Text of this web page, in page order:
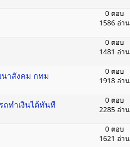
0 ตอบ
1586 อ่าน
0 ตอบ
1481 อ่าน
าสังคม กทม
0 ตอบ
1918 อ่าน
ถทำเงินได้ทันที
0 ตอบ
2285 อ่าน
0 ตอบ
1621 อ่าน